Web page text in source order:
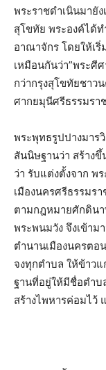
พระราชดำเนินมายั
สุโขทัย​ พระองค์​ได้​
อาณาจักร​ โดย​ให้เ
เหมือนกัน​ว่า​”พระศี
กว่ากรุงสุโขทัย​ชาว
ศากยมุนี​ศรี​ธรรมรา
พระพุทธ​รูปปางมาร
สันนิษฐาน​ว่า​ สร้าง
ว่า​ รับ​แต่ง​ตั้งจาก​ พ
เมืองนครศรีธรรมร
ตามกฎหมาย​ศักดินา​
พระพนมวัง​ จึงเข้า
ตำนานเมืองนครตอ
จงทุกตำบล​ ให้ข้าว
ฐาน​ที่อยู่​ให้มีชื่อ​ตำบ
สร้างไพหารค่อมไว้